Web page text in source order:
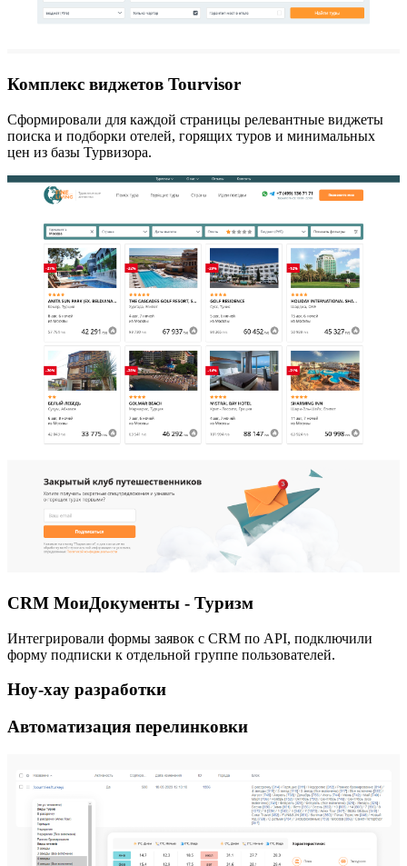
Комплекс виджетов Tourvisor
Сформировали для каждой страницы релевантные виджеты
поиска и подборки отелей, горящих туров и минимальных
цен из базы Турвизора.
CRM МоиДокументы - Туризм
Интегрировали формы заявок с CRM по API, подключили
форму подписки к отдельной группе пользователей.
Ноу-хау разработки
Автоматизация перелинковки